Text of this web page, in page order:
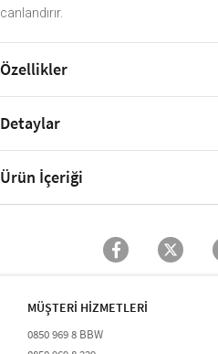
canlandırır.
Özellikler
Detaylar
Ürün İçeriği
MÜŞTERİ HİZMETLERİ​
0850 969 8 BBW​